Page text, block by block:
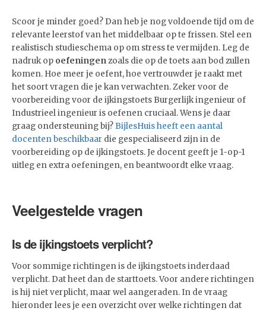
Scoor je minder goed? Dan heb je nog voldoende tijd om de
relevante leerstof van het middelbaar op te frissen. Stel een
realistisch studieschema op om stress te vermijden. Leg de
nadruk op oefeningenzoals die op de toets aan bod zullen
komen. Hoe meer je oefent, hoe vertrouwder je raakt met
het soort vragen die je kan verwachten. Zeker voor de
voorbereiding voor de ijkingstoets Burgerlijk ingenieur of
Industrieel ingenieur is oefenen cruciaal. Wens je daar
graag ondersteuning bij? BijlesHuis heeft een aantal
docenten beschikbaar die gespecialiseerd zijn in de
voorbereiding op de ijkingstoets. Je docent geeft je 1-op-1
uitleg en extra oefeningen, en beantwoordt elke vraag.
Veelgestelde vragen
Is de ijkingstoets verplicht?
Voor sommige richtingen is de ijkingstoets inderdaad
verplicht. Dat heet dan de starttoets. Voor andere richtingen
is hij niet verplicht, maar wel aangeraden. In de vraag
hieronder lees je een overzicht over welke richtingen dat